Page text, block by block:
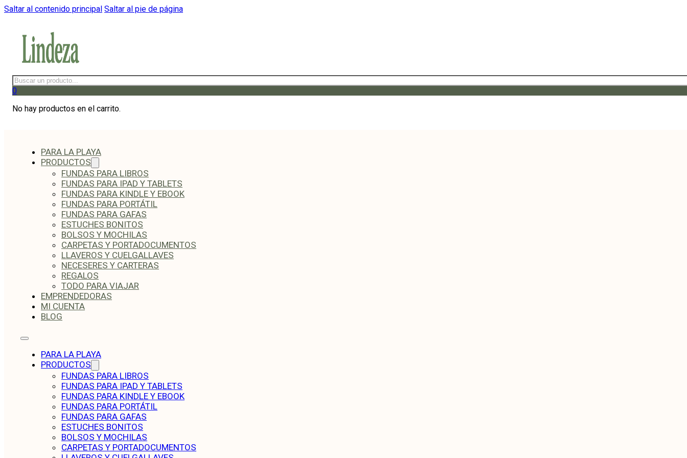
Saltar al contenido principal Saltar al pie de página
Buscar
0
No hay productos en el carrito.
PARA LA PLAYA
PRODUCTOS
FUNDAS PARA LIBROS
FUNDAS PARA IPAD Y TABLETS
FUNDAS PARA KINDLE Y EBOOK
FUNDAS PARA PORTÁTIL
FUNDAS PARA GAFAS
ESTUCHES BONITOS
BOLSOS Y MOCHILAS
CARPETAS Y PORTADOCUMENTOS
LLAVEROS Y CUELGALLAVES
NECESERES Y CARTERAS
REGALOS
TODO PARA VIAJAR
EMPRENDEDORAS
MI CUENTA
BLOG
PARA LA PLAYA
PRODUCTOS
FUNDAS PARA LIBROS
FUNDAS PARA IPAD Y TABLETS
FUNDAS PARA KINDLE Y EBOOK
FUNDAS PARA PORTÁTIL
FUNDAS PARA GAFAS
ESTUCHES BONITOS
BOLSOS Y MOCHILAS
CARPETAS Y PORTADOCUMENTOS